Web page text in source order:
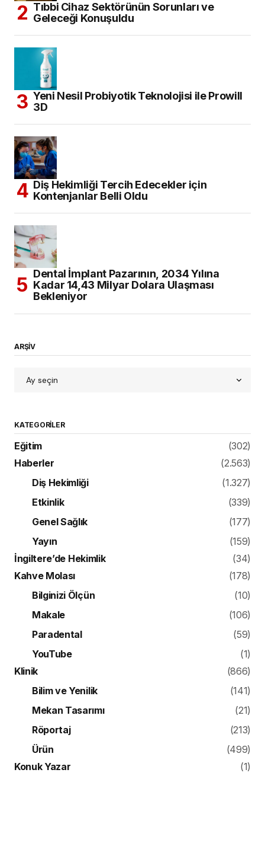
Tıbbi Cihaz Sektörünün Sorunları ve
Geleceği Konuşuldu
Yeni Nesil Probiyotik Teknolojisi ile Prowill
3D
Diş Hekimliği Tercih Edecekler için
Kontenjanlar Belli Oldu
Dental İmplant Pazarının, 2034 Yılına
Kadar 14,43 Milyar Dolara Ulaşması
Bekleniyor
ARŞİV
KATEGORILER
Eğitim
(302)
Haberler
(2.563)
Diş Hekimliği
(1.327)
Etkinlik
(339)
Genel Sağlık
(177)
Yayın
(159)
İngiltere’de Hekimlik
(34)
Kahve Molası
(178)
Bilginizi Ölçün
(10)
Makale
(106)
Paradental
(59)
YouTube
(1)
Klinik
(866)
Bilim ve Yenilik
(141)
Mekan Tasarımı
(21)
Röportaj
(213)
Ürün
(499)
Konuk Yazar
(1)